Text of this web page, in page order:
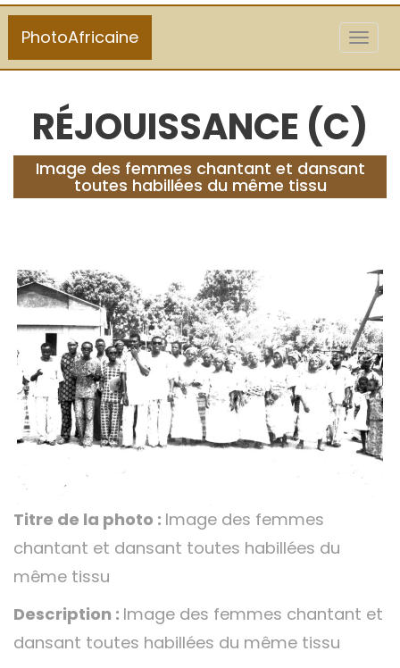
PhotoAfricaine
RÉJOUISSANCE (C)
Image des femmes chantant et dansant
toutes habillées du même tissu
Titre de la photo : Image des femmes
chantant et dansant toutes habillées du
même tissu
Description : Image des femmes chantant et
dansant toutes habillées du même tissu